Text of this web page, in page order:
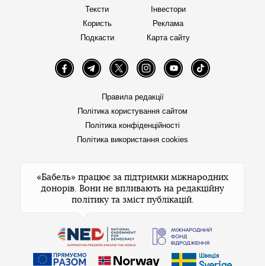
Тексти
Користь
Подкасти
Інвестори
Реклама
Карта сайту
FacebookTelegramTwitter InstagramYouTube TikTok
Правила редакції
Політика користування сайтом
Політика конфіденційності
Політика використання cookies
«Бабель» працює за підтримки міжнародних
донорів. Вони не впливають на редакційну
політику та зміст публікацій.